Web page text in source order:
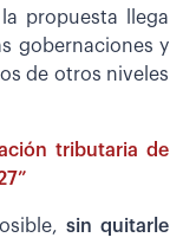
propuesta llega
gobernaciones y
de otros niveles
tributaria de
sin quitarle